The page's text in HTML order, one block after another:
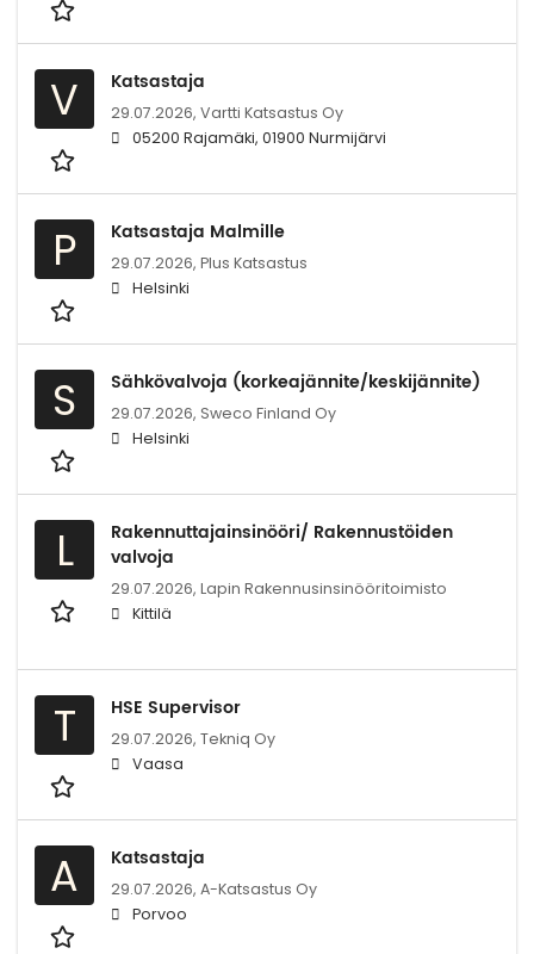
V Katsastaja
29.07.2026, Vartti Katsastus Oy
05200 Rajamäki, 01900 Nurmijärvi
P Katsastaja Malmille
29.07.2026, Plus Katsastus
Helsinki
S Sähkövalvoja (korkeajännite/keskijännite)
29.07.2026, Sweco Finland Oy
Helsinki
L
Rakennuttajainsinööri/ Rakennustöiden
valvoja
29.07.2026, Lapin Rakennusinsinööritoimisto
Kittilä
T HSE Supervisor
29.07.2026, Tekniq Oy
Vaasa
A Katsastaja
29.07.2026, A-Katsastus Oy
Porvoo